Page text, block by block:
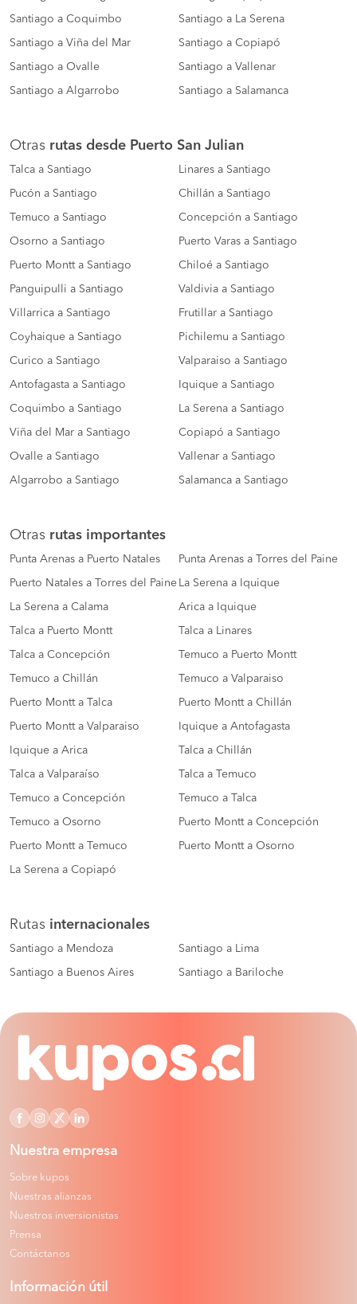
Santiago a Coquimbo Santiago a La Serena
Santiago a Viña del Mar Santiago a Copiapó
Santiago a Ovalle Santiago a Vallenar
Santiago a Algarrobo Santiago a Salamanca
Otras rutas desde Puerto San Julian
Talca a Santiago Linares a Santiago
Pucón a Santiago Chillán a Santiago
Temuco a Santiago Concepción a Santiago
Osorno a Santiago Puerto Varas a Santiago
Puerto Montt a Santiago Chiloé a Santiago
Panguipulli a Santiago Valdivia a Santiago
Villarrica a Santiago Frutillar a Santiago
Coyhaique a Santiago Pichilemu a Santiago
Curico a Santiago Valparaiso a Santiago
Antofagasta a Santiago Iquique a Santiago
Coquimbo a Santiago La Serena a Santiago
Viña del Mar a Santiago Copiapó a Santiago
Ovalle a Santiago Vallenar a Santiago
Algarrobo a Santiago Salamanca a Santiago
Otras rutas importantes
Punta Arenas a Puerto Natales Punta Arenas a Torres del Paine
Puerto Natales a Torres del Paine La Serena a Iquique
La Serena a Calama Arica a Iquique
Talca a Puerto Montt Talca a Linares
Talca a Concepción Temuco a Puerto Montt
Temuco a Chillán Temuco a Valparaiso
Puerto Montt a Talca Puerto Montt a Chillán
Puerto Montt a Valparaiso Iquique a Antofagasta
Iquique a Arica Talca a Chillán
Talca a Valparaíso Talca a Temuco
Temuco a Concepción Temuco a Talca
Temuco a Osorno Puerto Montt a Concepción
Puerto Montt a Temuco Puerto Montt a Osorno
La Serena a Copiapó
Rutas internacionales
Santiago a Mendoza Santiago a Lima
Santiago a Buenos Aires Santiago a Bariloche
Nuestra empresa
Sobre kupos
Nuestras alianzas
Nuestros inversionistas
Prensa
Contáctanos
Información útil